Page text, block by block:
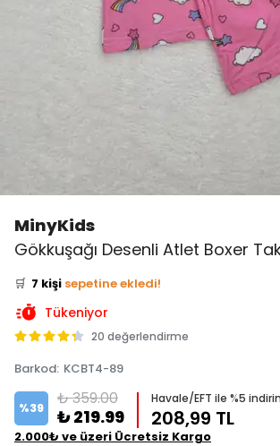
MinyKids
Gökkuşağı Desenli Atlet Boxer
👀 Şu an 2 kişi
inceliyor!
Bu ürünü 13 kişi
🛒 7 kişi sepetine ekledi!
✅ Bugün 5 adet
Tükeniyor
20 değerlendirme
Barkod: KCBT4-89
%39 ₺ 359.00
₺ 219.99
Havale/EFT ile %5
208,99 TL
2.000₺ ve üzeri Ücretsiz Kargo